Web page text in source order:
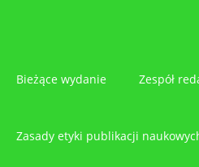
Bieżące wydanie Zespół
Zasady etyki publikacji